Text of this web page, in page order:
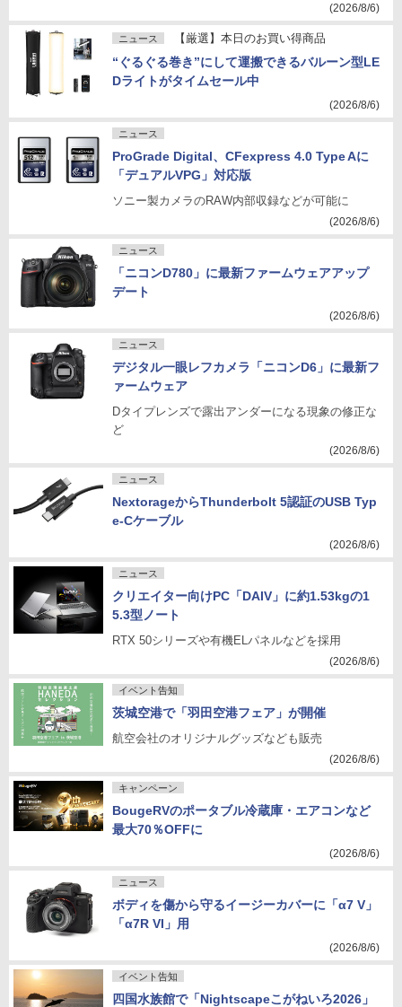
(2026/8/6)
ニュース 【厳選】本日のお買い得商品
“ぐるぐる巻き”にして運搬できるバルーン型LE
Dライトがタイムセール中
(2026/8/6)
ニュース
ProGrade Digital、CFexpress 4.0 Type Aに
「デュアルVPG」対応版
ソニー製カメラのRAW内部収録などが可能に
(2026/8/6)
ニュース
「ニコンD780」に最新ファームウェアアップ
デート
(2026/8/6)
ニュース
デジタル一眼レフカメラ「ニコンD6」に最新フ
ァームウェア
Dタイプレンズで露出アンダーになる現象の修正な
ど
(2026/8/6)
ニュース
NextorageからThunderbolt 5認証のUSB Typ
e-Cケーブル
(2026/8/6)
ニュース
クリエイター向けPC「DAIV」に約1.53kgの1
5.3型ノート
RTX 50シリーズや有機ELパネルなどを採用
(2026/8/6)
イベント告知
茨城空港で「羽田空港フェア」が開催
航空会社のオリジナルグッズなども販売
(2026/8/6)
キャンペーン
BougeRVのポータブル冷蔵庫・エアコンなど
最大70％OFFに
(2026/8/6)
ニュース
ボディを傷から守るイージーカバーに「α7 V」
「α7R VI」用
(2026/8/6)
イベント告知
四国水族館で「Nightscapeこがねいろ2026」